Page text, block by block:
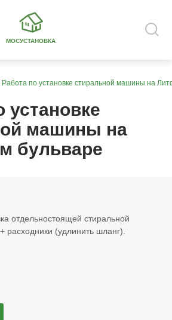
МОСУСТАНОВКА
Работа по установке стиральной машины на
установке
машины на
бульваре
отдельностоящей стиральной
(удлинить шланг).